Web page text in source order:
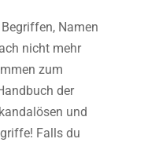
Namen
nicht mehr
zum
der
und
Falls du